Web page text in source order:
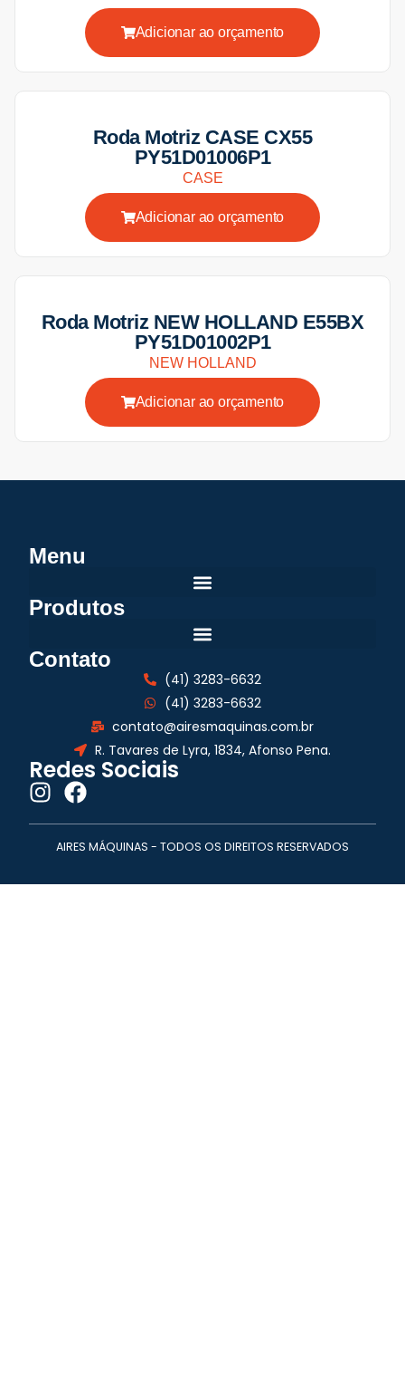
Adicionar ao orçamento
Roda Motriz CASE CX55
PY51D01006P1
CASE
Adicionar ao orçamento
Roda Motriz NEW HOLLAND E55BX
PY51D01002P1
NEW HOLLAND
Adicionar ao orçamento
Menu
Produtos
Contato
(41) 3283-6632
(41) 3283-6632
contato@airesmaquinas.com.br
R. Tavares de Lyra, 1834, Afonso Pena.
Redes Sociais
AIRES MÁQUINAS - TODOS OS DIREITOS RESERVADOS